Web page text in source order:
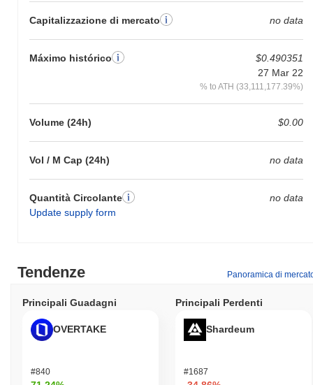
Capitalizzazione di mercato no data
Máximo histórico
$0.490351
27 Mar 22
% to ATH (33,111,177.39%)
Volume (24h) $0.00
Vol / M Cap (24h) no data
Quantità Circolante
Update supply form
no data
Tendenze Panoramica di
Principali Guadagni
OVERTAKE
#840
Principali Perdenti
Shardeum
#1687